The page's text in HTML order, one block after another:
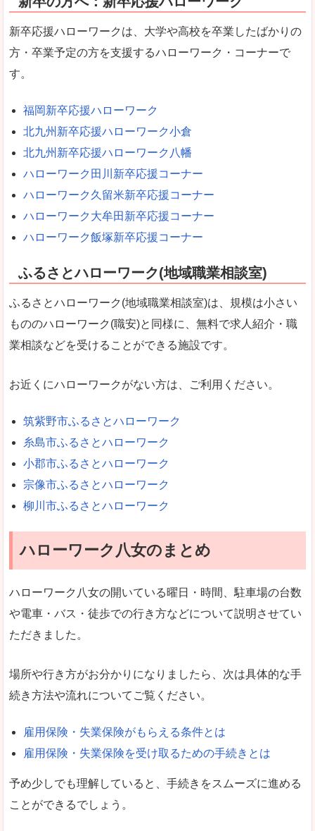
新卒応援ハローワークは、大学や高校を卒業したばかりの
方・卒業予定の方を支援するハローワーク・コーナーで
す。
福岡新卒応援ハローワーク
北九州新卒応援ハローワーク小倉
北九州新卒応援ハローワーク八幡
ハローワーク田川新卒応援コーナー
ハローワーク久留米新卒応援コーナー
ハローワーク大牟田新卒応援コーナー
ハローワーク飯塚新卒応援コーナー
ふるさとハローワーク(地域職業相談室)
ふるさとハローワーク(地域職業相談室)は、規模は小さい
もののハローワーク(職安)と同様に、無料で求人紹介・職
業相談などを受けることができる施設です。
お近くにハローワークがない方は、ご利用ください。
筑紫野市ふるさとハローワーク
糸島市ふるさとハローワーク
小郡市ふるさとハローワーク
宗像市ふるさとハローワーク
柳川市ふるさとハローワーク
ハローワーク八女のまとめ
ハローワーク八女の開いている曜日・時間、駐車場の台数
や電車・バス・徒歩での行き方などについて説明させてい
ただきました。
場所や行き方がお分かりになりましたら、次は具体的な手
続き方法や流れについてご覧ください。
雇用保険・失業保険がもらえる条件とは
雇用保険・失業保険を受け取るための手続きとは
予め少しでも理解していると、手続きをスムーズに進める
ことができるでしょう。